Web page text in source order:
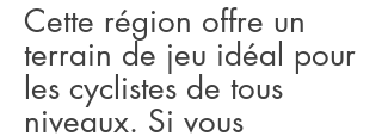
Cette région offre un
terrain de jeu idéal pour
les cyclistes de tous
niveaux. Si vous